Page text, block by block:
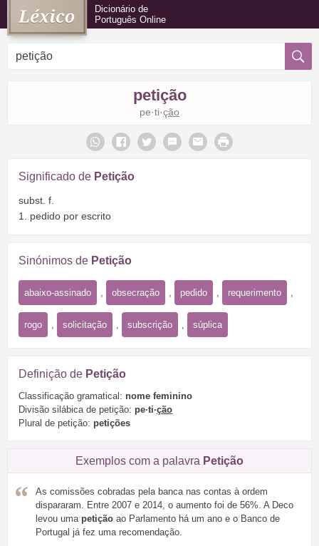
Dicionário de
Português Online
petição
pe·ti·ção
Significado de Petição
subst. f.
1. pedido por escrito
Sinónimos de Petição
abaixo-assinado obsecração pedido requerimento
rogo solicitação subscrição súplica
Definição de Petição
Classificação gramatical: nome feminino
Divisão silábica de petição: pe·ti·ção
Plural de petição: petições
Exemplos com a palavra Petição
As comissões cobradas pela banca nas contas à ordem
dispararam. Entre 2007 e 2014, o aumento foi de 56%. A Deco
levou uma petição ao Parlamento há um ano e o Banco de
Portugal já fez uma recomendação.